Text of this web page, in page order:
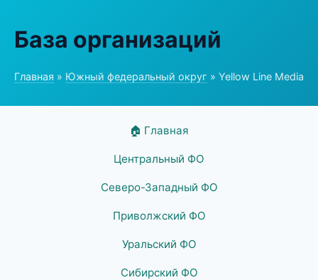
База организаций
Главная » Южный федеральный округ » Yellow Line Media
🏠 Главная
Центральный ФО
Северо-Западный ФО
Приволжский ФО
Уральский ФО
Сибирский ФО